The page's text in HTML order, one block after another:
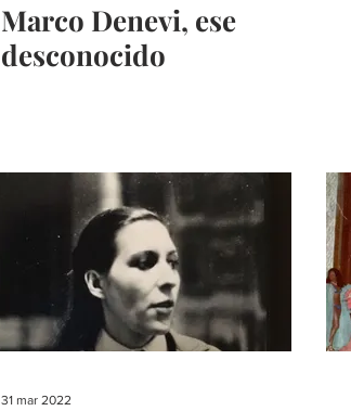
Marco Denevi, ese
desconocido
31 mar 2022